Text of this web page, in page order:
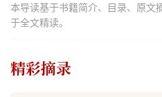
本导读基于书籍简介、目录、原文
于全文精读。
精彩摘录